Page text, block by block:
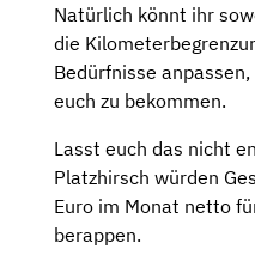
Natürlich könnt ihr
die
Bedürfnisse
euch zu bekommen.
Lasst euch das nicht
Platzhirsch würden
Euro im Monat netto
berappen.